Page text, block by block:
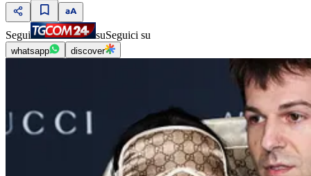
Segui suSeguici su
whatsapp discover